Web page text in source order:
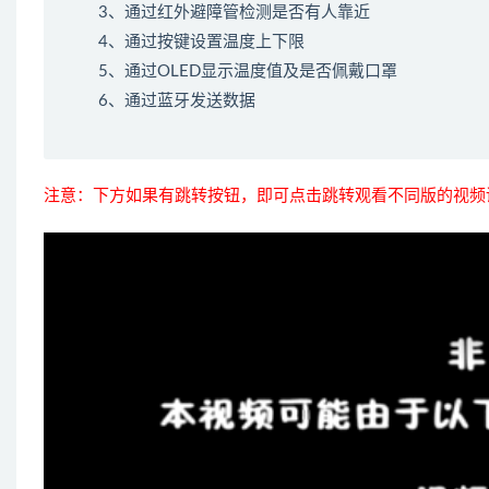
3、通过红外避障管检测是否有人靠近
4、通过按键设置温度上下限
5、通过OLED显示温度值及是否佩戴口罩
6、通过蓝牙发送数据
注意：下方如果有跳转按钮，即可点击跳转观看不同版的视频